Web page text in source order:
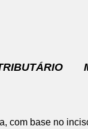
com base no